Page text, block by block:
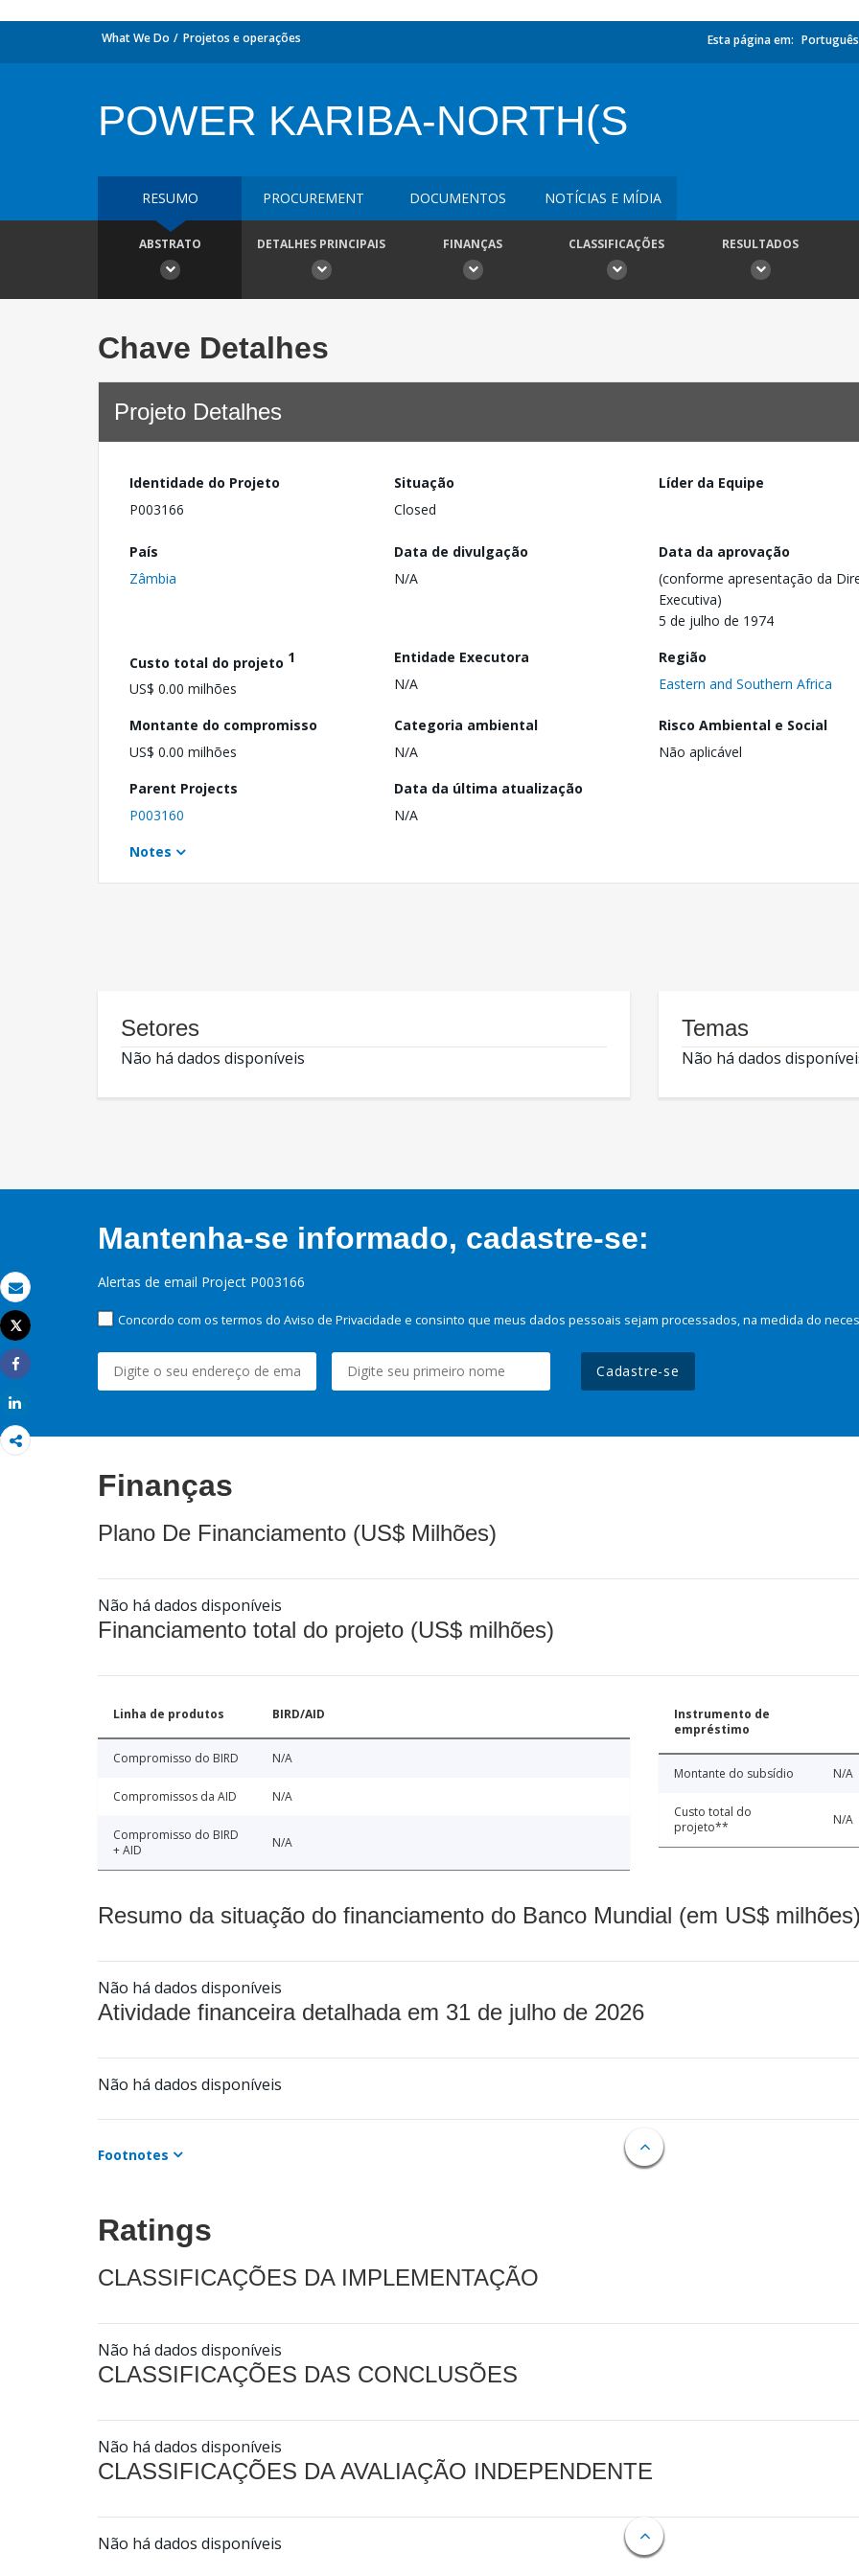
Email
Imprimir
Tweet
Share
What We Do Projetos e operações Esta página em: Português
POWER KARIBA-NORTH(S
RESUMO PROCUREMENT DOCUMENTOS NOTÍCIAS E MÍDIA
ABSTRATO DETALHES PRINCIPAIS FINANÇAS CLASSIFICAÇÕES RESULTADOS
Chave Detalhes
Projeto Detalhes
Identidade do Projeto
P003166
Situação
Closed
Líder da Equipe
País
Zâmbia
Data de divulgação
N/A
Data da aprovação
(conforme apresentação da
Executiva)
5 de julho de 1974
Custo total do projeto 1
US$ 0.00 milhões
Entidade Executora
N/A
Região
Eastern and Southern Africa
Montante do compromisso
US$ 0.00 milhões
Categoria ambiental
N/A
Risco Ambiental e Social
Não aplicável
Parent Projects
P003160
Data da última atualização
N/A
Notes
Setores
Não há dados disponíveis
Temas
Não há dados
Mantenha-se informado, cadastre-se:
Alertas de email Project P003166
Concordo com os termos do Aviso de Privacidade e consinto que meus dados pessoais sejam processados, na medida do
Cadastre-se
Finanças
Plano De Financiamento (US$ Milhões)
Não há dados disponíveis
Financiamento total do projeto (US$ milhões)
Linha de produtos BIRD/AID
Compromisso do BIRD N/A
Compromissos da AID N/A
Compromisso do BIRD
+ AID
N/A
Instrumento de
empréstimo
Montante do subsídio N/A
Custo total do
projeto**
N/A
Resumo da situação do financiamento do Banco Mundial (em US$
Não há dados disponíveis
Atividade financeira detalhada em 31 de julho de 2026
Não há dados disponíveis
Footnotes
Ratings
CLASSIFICAÇÕES DA IMPLEMENTAÇÃO
Não há dados disponíveis
CLASSIFICAÇÕES DAS CONCLUSÕES
Não há dados disponíveis
CLASSIFICAÇÕES DA AVALIAÇÃO INDEPENDENTE
Não há dados disponíveis